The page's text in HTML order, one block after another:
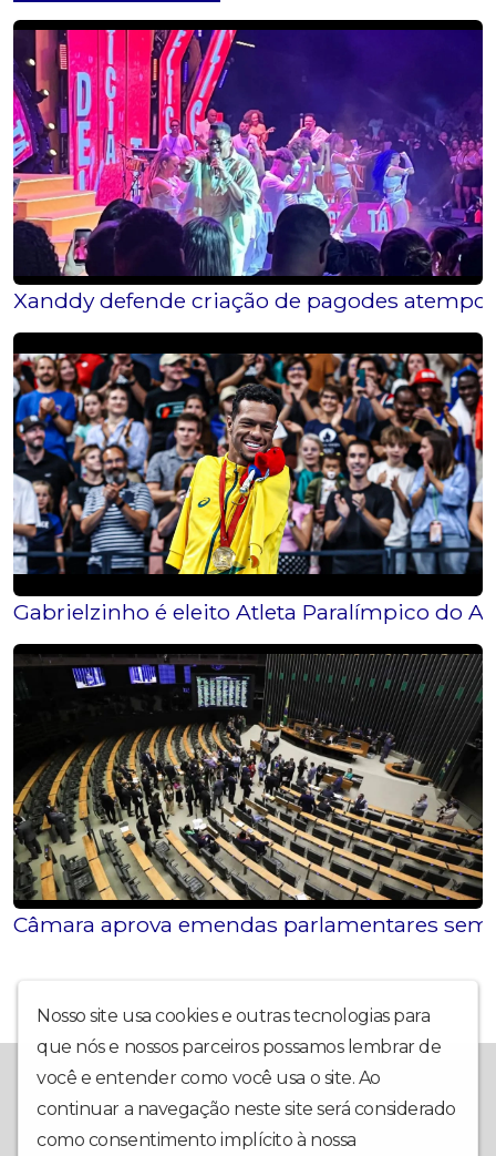
Xanddy defende criação de pagodes
Gabrielzinho é eleito Atleta Paralímpico do
Câmara aprova emendas parlamentares
Nosso site usa cookies e outras tecnologias para
que nós e nossos parceiros possamos lembrar de
você e entender como você usa o site. Ao
continuar a navegação neste site será considerado
como consentimento implícito à nossa
A Rádio Diamantina FM fica em Itaberaba, BA, e leva, há muitos
Diamantina. Também é possível escutar a nossa programação
através do nosso site e do nosso aplicativo para Android e